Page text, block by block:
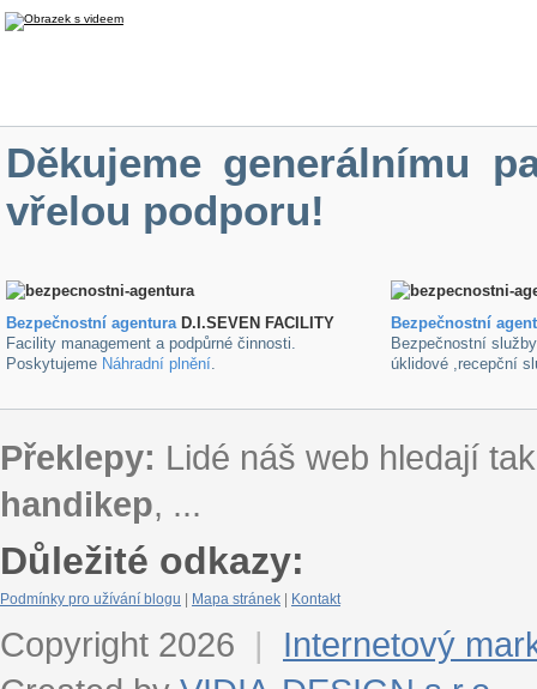
Děkujeme generálnímu
vřelou podporu!
Bezpečnostní agenturaD.I.SEVEN FACILITY
Facility management a podpůrné činnosti.
Poskytujeme Náhradní plnění.
Bezpečnostní
Bezpečnostní
úklidové ,recepční
Překlepy: Lidé náš web hledají
handikep, ...
Důležité odkazy:
Podmínky pro užívání blogu Mapa stránek Kontakt
Copyright 2026 |
Internetový